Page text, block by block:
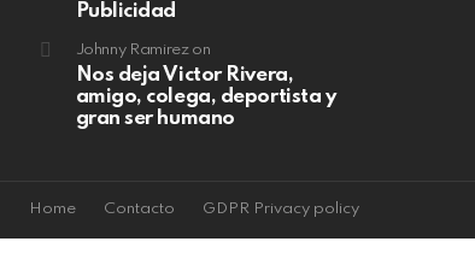
Publicidad
Johnny Ramirezon
Nos deja Victor Rivera,
amigo, colega, deportista y
gran ser humano
Home Contacto GDPR Privacy policy